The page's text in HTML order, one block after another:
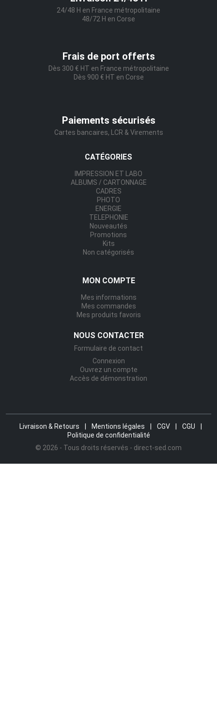
24/48 H en France métropolitaine
48/72 H en Corse
Frais de port offerts
Dès 300 € HT en France métropolitaine
Dès 900 € HT en Corse
Paiements sécurisés
Cartes bancaires, LCR & Virements
CATÉGORIES
IMPRESSION ET LABO
ALBUMS / CARTONNAGE
CADRES
PHOTO
ENERGIE
TELEPHONIE
Nouveautés
Promotions
Kits
Non catégorisés
MON COMPTE
Mes informations
Mes commandes
Mes produits favoris
NOUS CONTACTER
Formulaire de contact
Connexion
Ouvrez un compte
Accès de démonstration
Livraison & Retours | Mentions légales | CGV | CGU
|
Politique de confidentialité
© 2026 - Tous droits réservés - direct-sed.com